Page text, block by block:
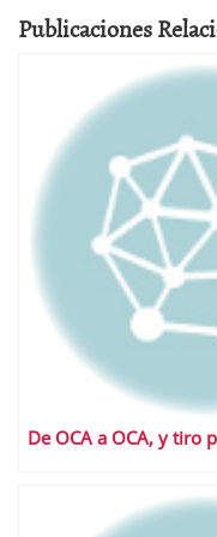
Publicaciones
De OCA a OCA, y tiro